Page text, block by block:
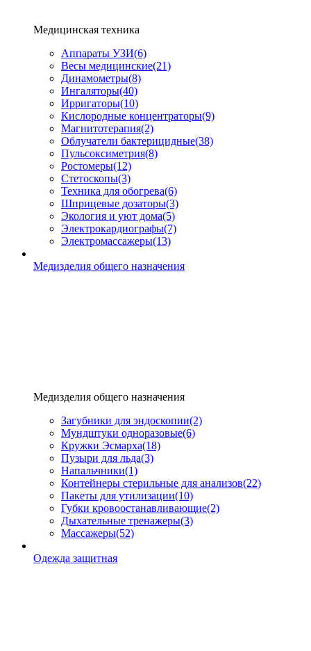
Медицинская техника
Аппараты УЗИ(6)
Весы медицинские(21)
Динамометры(8)
Ингаляторы(40)
Ирригаторы(10)
Кислородные концентраторы(9)
Магнитотерапия(2)
Облучатели бактерицидные(38)
Пульсоксиметрия(8)
Ростомеры(12)
Стетоскопы(3)
Техника для обогрева(6)
Шприцевые дозаторы(3)
Экология и уют дома(5)
Электрокардиографы(7)
Электромассажеры(13)
Медизделия общего назначения
Медизделия общего назначения
Загубники для эндоскопии(2)
Мундштуки одноразовые(6)
Кружки Эсмарха(18)
Пузыри для льда(3)
Напальчники(1)
Контейнеры стерильные для анализов(22)
Пакеты для утилизации(10)
Губки кровоостанавливающие(2)
Дыхательные тренажеры(3)
Массажеры(52)
Одежда защитная